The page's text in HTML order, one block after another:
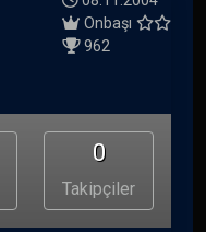
Onbaşı
962
0
Takipçiler